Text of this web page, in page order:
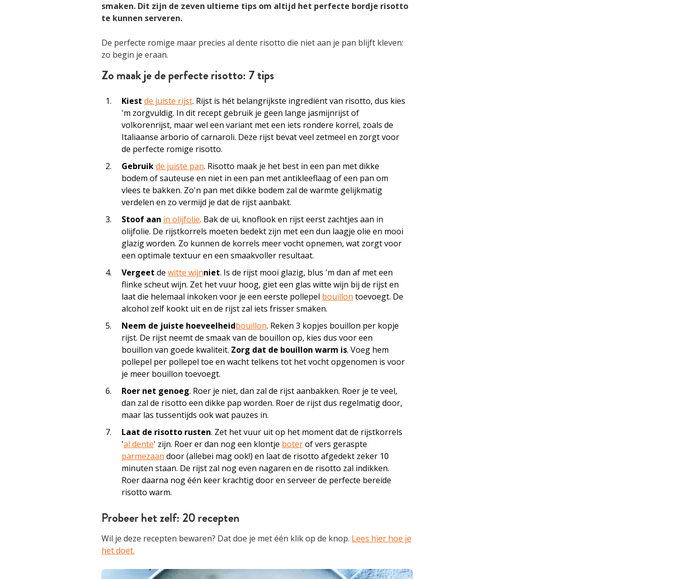
smaken. Dit zijn de zeven ultieme tips om altijd het perfecte bordje risotto
te kunnen serveren.
De perfecte romige maar precies al dente risotto die niet aan je pan blijft kleven:
zo begin je eraan.
Zo maak je de perfecte risotto: 7 tips
Kiest de juiste rijst. Rijst is hét belangrijkste ingrediënt van risotto, dus kies
'm zorgvuldig. In dit recept gebruik je geen lange jasmijnrijst of
volkorenrijst, maar wel een variant met een iets rondere korrel, zoals de
Italiaanse arborio of carnaroli. Deze rijst bevat veel zetmeel en zorgt voor
de perfecte romige risotto.
Gebruikde juiste pan. Risotto maak je het best in een pan met dikke
bodem of sauteuse en niet in een pan met antikleeflaag of een pan om
vlees te bakken. Zo'n pan met dikke bodem zal de warmte gelijkmatig
verdelen en zo vermijd je dat de rijst aanbakt.
Stoof aan in olijfolie. Bak de ui, knoflook en rijst eerst zachtjes aan in
olijfolie. De rijstkorrels moeten bedekt zijn met een dun laagje olie en mooi
glazig worden. Zo kunnen de korrels meer vocht opnemen, wat zorgt voor
een optimale textuur en een smaakvoller resultaat.
Vergeet de witte wijnniet. Is de rijst mooi glazig, blus 'm dan af met een
flinke scheut wijn. Zet het vuur hoog, giet een glas witte wijn bij de rijst en
laat die helemaal inkoken voor je een eerste pollepel bouillon toevoegt. De
alcohol zelf kookt uit en de rijst zal iets frisser smaken.
Neem de juiste hoeveelheidbouillon. Reken 3 kopjes bouillon per kopje
rijst. De rijst neemt de smaak van de bouillon op, kies dus voor een
bouillon van goede kwaliteit. Zorg dat de bouillon warm is. Voeg hem
pollepel per pollepel toe en wacht telkens tot het vocht opgenomen is voor
je meer bouillon toevoegt.
Roer net genoeg. Roer je niet, dan zal de rijst aanbakken. Roer je te veel,
dan zal de risotto een dikke pap worden. Roer de rijst dus regelmatig door,
maar las tussentijds ook wat pauzes in.
Laat de risotto rusten. Zet het vuur uit op het moment dat de rijstkorrels
'al dente' zijn. Roer er dan nog een klontje boterof vers geraspte
parmezaan door (allebei mag ook!) en laat de risotto afgedekt zeker 10
minuten staan. De rijst zal nog even nagaren en de risotto zal indikken.
Roer daarna nog één keer krachtig door en serveer de perfecte bereide
risotto warm.
Probeer het zelf: 20 recepten
Wil je deze recepten bewaren? Dat doe je met één klik op de knop. Lees hier hoe je
het doet.